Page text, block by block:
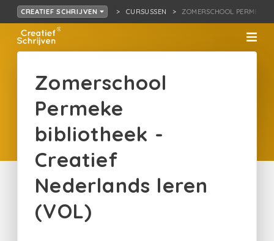
CREATIEF SCHRIJVEN CURSUSSEN ZOMERSCHOOL
Zomerschool
Permeke
bibliotheek -
Creatief
Nederlands leren
(VOL)